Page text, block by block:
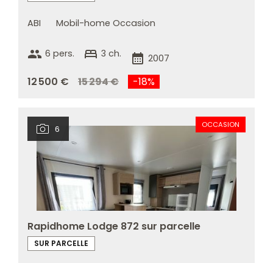
ABI Mobil-home Occasion
group 6 pers. bed 3 ch. calendar_month 2007
12 500 € 15 294 € -18%
6 OCCASION
Rapidhome Lodge 872 sur parcelle
SUR PARCELLE